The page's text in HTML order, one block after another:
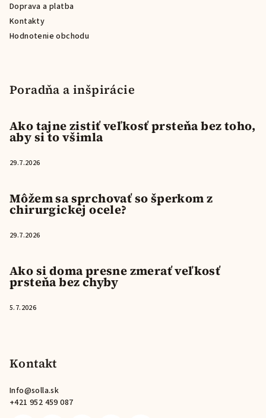
Doprava a platba
Kontakty
Hodnotenie obchodu
Poradňa a inšpirácie
Ako tajne zistiť veľkosť prsteňa bez toho,
aby si to všimla
29.7.2026
Môžem sa sprchovať so šperkom z
chirurgickej ocele?
29.7.2026
Ako si doma presne zmerať veľkosť
prsteňa bez chyby
5.7.2026
Kontakt
Info@solla.sk
+421 952 459 087